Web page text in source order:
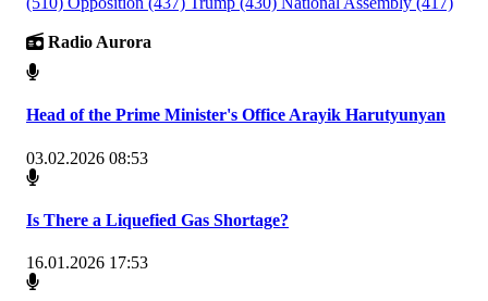
Radio Aurora
Head of the Prime Minister's Office Arayik Harutyunyan
03.02.2026 08:53
Is There a Liquefied Gas Shortage?
16.01.2026 17:53